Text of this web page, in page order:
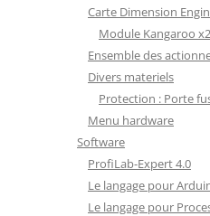
Carte Dimension
Module Kangaroo x2
Ensemble des
Divers materiels
Protection : Porte
Menu hardware
Software
ProfiLab-Expert 4.0
Le langage pour
Le langage pour